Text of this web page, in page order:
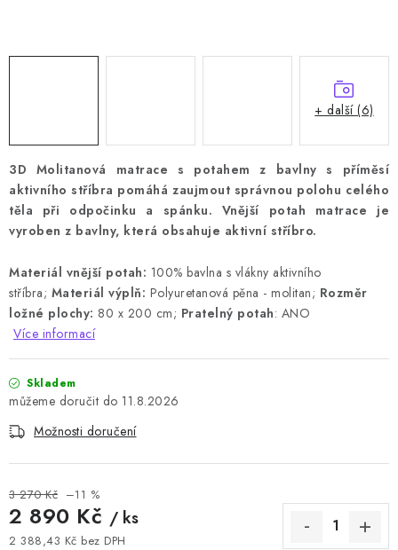
3D Molitanová matrace s potahem z bavlny s příměsí
aktivního stříbra pomáhá zaujmout správnou polohu celého
těla při odpočinku a spánku. Vnější potah matrace je
vyroben z bavlny, která obsahuje aktivní stříbro.
Materiál vnější potah: 100% bavlna s vlákny aktivního
stříbra; Materiál výplň: Polyuretanová pěna - molitan; Rozměr
ložné plochy: 80 x 200 cm; Pratelný potah: ANO
Více informací
Skladem
11.8.2026
Možnosti doručení
3 270 Kč –11 %
2 890 Kč / ks
2 388,43 Kč bez DPH
+ další (6)